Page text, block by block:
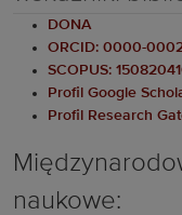
DONA
ORCID: 0000-
SCOPUS:
Profil Google
Profil Research
naukowe: